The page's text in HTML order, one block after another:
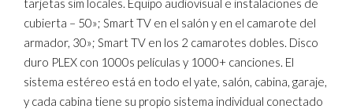
tarjetas sim locales. Equipo audiovisual e instalaciones de
cubierta – 50»; Smart TV en el salón y en el camarote del
armador, 30»; Smart TV en los 2 camarotes dobles. Disco
duro PLEX con 1000s películas y 1000+ canciones. El
sistema estéreo está en todo el yate, salón, cabina, garaje,
y cada cabina tiene su propio sistema individual conectado